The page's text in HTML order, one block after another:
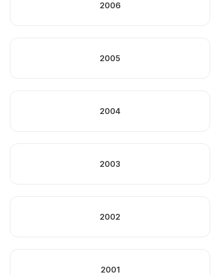
2006
2005
2004
2003
2002
2001